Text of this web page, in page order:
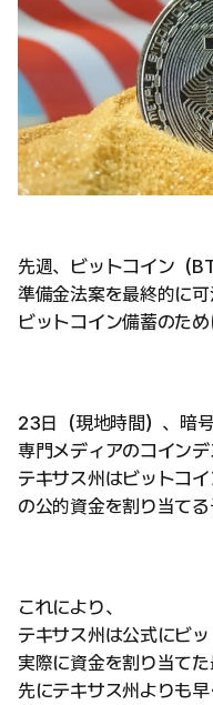
先週、ビットコイン（
準備金法案を最終的に可
ビットコイン備蓄のた
23日（現地時間）、暗
専門メディアのコインデ
テキサス州はビットコ
の公的資金を割り当てる
これにより、
テキサス州は公式にビッ
実際に資金を割り当てた
先にテキサス州よりも